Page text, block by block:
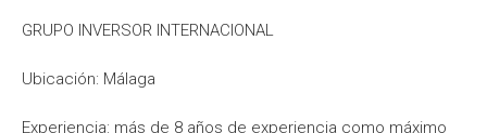
GRUPO INVERSOR INTERNACIONAL
Ubicación: Málaga
Experiencia: más de 8 años de experiencia como máximo